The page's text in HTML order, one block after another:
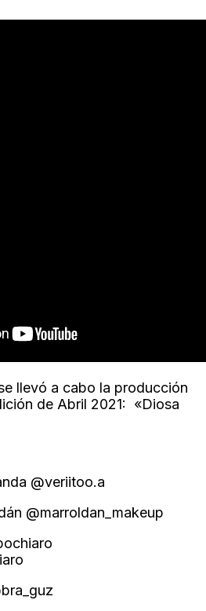
llevó a cabo la producción
de Abril 2021: «Diosa
@veriitoo.a
@marroldan_makeup